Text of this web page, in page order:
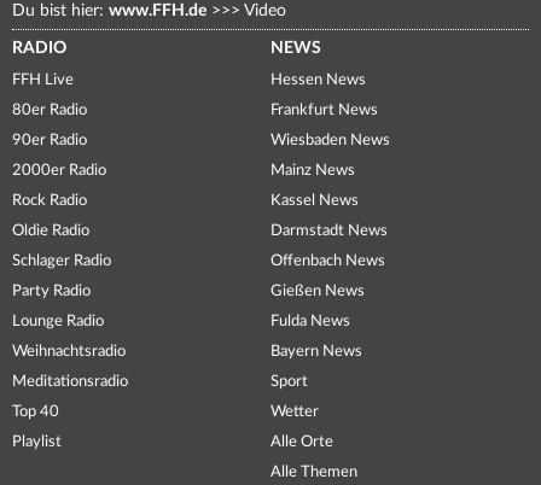
Du bist hier: www.FFH.de >>> Video
RADIO
FFH Live
80er Radio
90er Radio
2000er Radio
Rock Radio
Oldie Radio
Schlager Radio
Party Radio
Lounge Radio
Weihnachtsradio
Meditationsradio
Top 40
Playlist
NEWS
Hessen News
Frankfurt News
Wiesbaden News
Mainz News
Kassel News
Darmstadt News
Offenbach News
Gießen News
Fulda News
Bayern News
Sport
Wetter
Alle Orte
Alle Themen